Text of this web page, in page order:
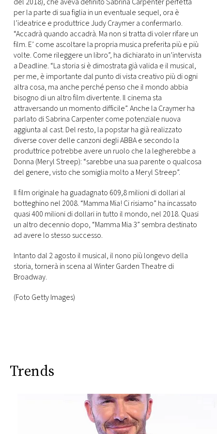
CONSIGLIA
per la parte di sua figlia in un eventuale sequel, ora è
l’ideatrice e produttrice Judy Craymer a confermarlo.
“Accadrà quando accadrà. Ma non si tratta di voler rifare un
film. E’ come ascoltare la propria musica preferita più e più
volte. Come rileggere un libro”, ha dichiarato in un’intervista
a Deadline. “La storia si è dimostrata già valida e il musical,
per me, è importante dal punto di vista creativo più di ogni
altra cosa, ma anche perché penso che il mondo abbia
bisogno di un altro film divertente. Il cinema sta
attraversando un momento difficile”. Anche la Craymer ha
parlato di Sabrina Carpenter come potenziale nuova
aggiunta al cast. Del resto, la popstar ha già realizzato
diverse cover delle canzoni degli ABBA e secondo la
produttrice potrebbe avere un ruolo che la legherebbe a
Donna (Meryl Streep): “sarebbe una sua parente o qualcosa
del genere, visto che somiglia molto a Meryl Streep”.
Il film originale ha guadagnato 609,8 milioni di dollari al
botteghino nel 2008. “Mamma Mia! Ci risiamo” ha incassato
quasi 400 milioni di dollari in tutto il mondo, nel 2018. Quasi
un altro decennio dopo, “Mamma Mia 3” sembra destinato
ad avere lo stesso successo.
Intanto dal 2 agosto il musical, il nono più longevo della
storia, tornerà in scena al Winter Garden Theatre di
Broadway.
(Foto Getty Images)
Trends